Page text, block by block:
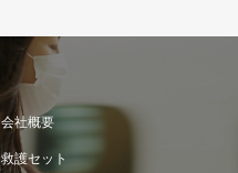
会社概要
救護セット